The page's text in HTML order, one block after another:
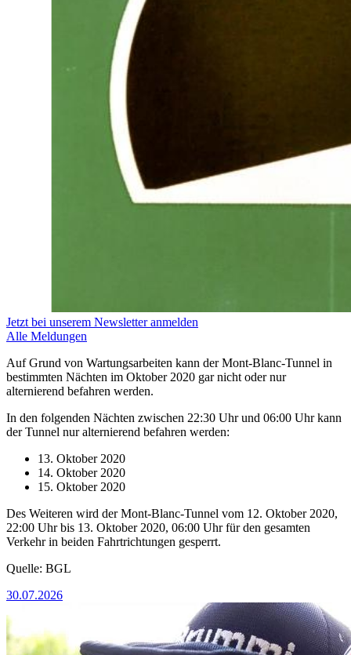
Jetzt bei unserem Newsletter anmelden
Alle Meldungen
Auf Grund von Wartungsarbeiten kann der Mont­-Blanc­-Tunnel in
bestimmten Nächten im Oktober 2020 gar nicht oder nur
alternierend befahren werden.
In den folgenden Nächten zwischen 22:30 Uhr und 06:00 Uhr kann
der Tunnel nur alternierend befahren werden:
13. Oktober 2020
14. Oktober 2020
15. Oktober 2020
Des Weiteren wird der Mont­-Blanc-­Tunnel vom 12. Oktober 2020,
22:00 Uhr bis 13. Oktober 2020, 06:00 Uhr für den gesamten
Verkehr in beiden Fahrtrichtungen gesperrt.
Quelle: BGL
30.07.2026